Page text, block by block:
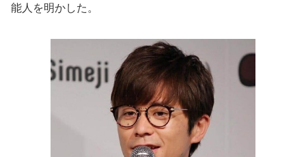
能人を明かした。